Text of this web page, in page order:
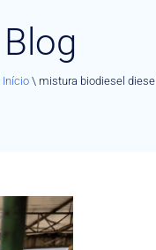
Blog
Início \ mistura biodiesel diesel